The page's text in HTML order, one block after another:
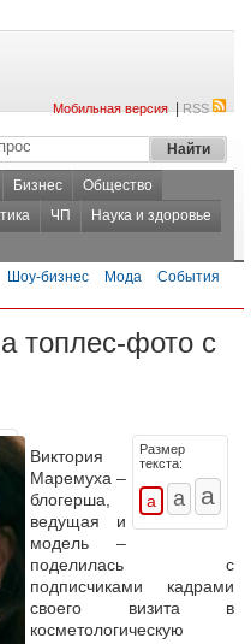
Мобильная версия|RSS
Бизнес
Общество
ЧП
Наука и здоровье
Шоу-бизнес Мода
События
топлес-фото с
Размер
текста:
Виктория
Маремуха –
блогерша,
ведущая и
модель –
поделилась с
подписчиками кадрами
своего визита в
косметологическую